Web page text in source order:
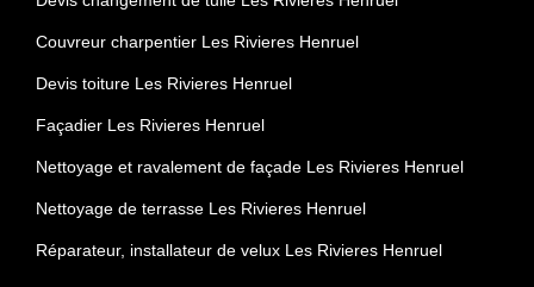
Couvreur charpentier Les Rivieres Henruel
Devis toiture Les Rivieres Henruel
Façadier Les Rivieres Henruel
Nettoyage et ravalement de façade Les Rivieres Henruel
Nettoyage de terrasse Les Rivieres Henruel
Réparateur, installateur de velux Les Rivieres Henruel